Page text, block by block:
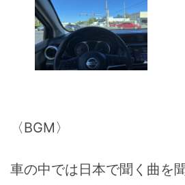
〈BGM〉
車の中では日本で聞く曲を